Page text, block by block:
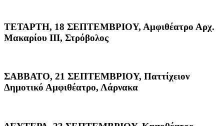
ΤΕΤΑΡΤΗ, 18 ΣΕΠΤΕΜΒΡΙΟΥ, Αμφιθέατρο Αρχ.
Μακαρίου ΙΙΙ, Στρόβολος
ΣΑΒΒΑΤΟ, 21 ΣΕΠΤΕΜΒΡΙΟΥ, Παττίχειον
Δημοτικό Αμφιθέατρο, Λάρνακα